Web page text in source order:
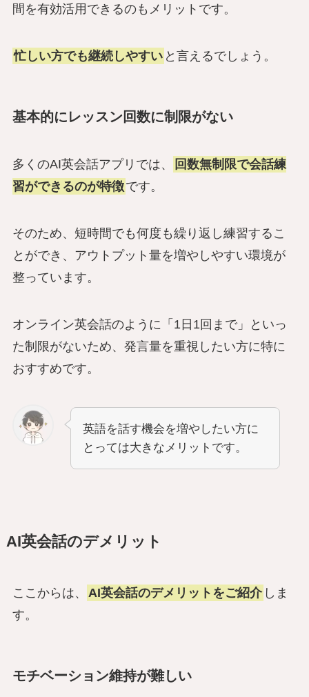
間を有効活用できるのもメリットです。
忙しい方でも継続しやすい と言えるでしょう。
基本的にレッスン回数に制限がない
多くのAI英会話アプリでは、
回数無制限で会話練
習ができるのが特徴です。
そのため、短時間でも何度も繰り返し練習するこ
とができ、アウトプット量を増やしやすい環境が
整っています。
オンライン英会話のように「1日1回まで」といっ
た制限がないため、発言量を重視したい方に特に
おすすめです。
英語を話す機会を増やしたい方に
とっては大きなメリットです。
AI英会話のデメリット
ここからは、 AI英会話のデメリットをご紹介 しま
す。
モチベーション維持が難しい